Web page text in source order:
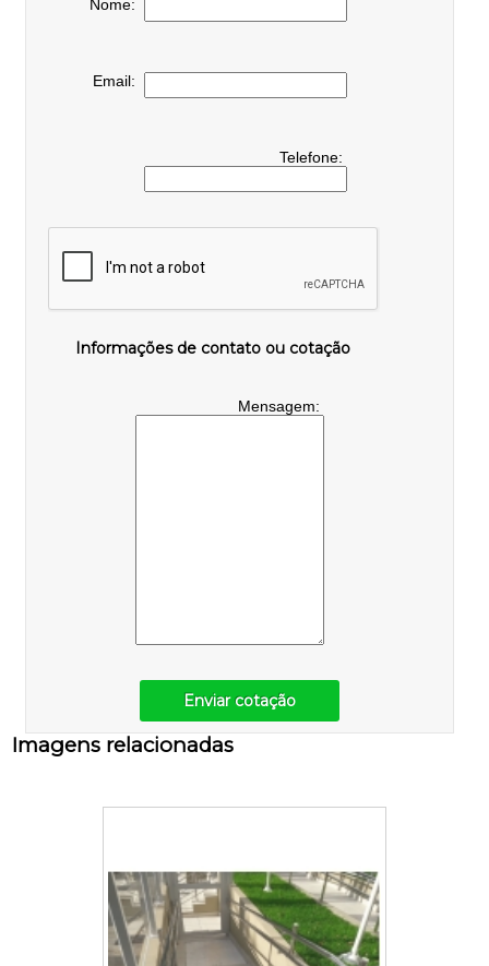
Nome:
Email:
Telefone:
Informações de contato ou cotação
Mensagem:
Enviar cotação
Imagens relacionadas